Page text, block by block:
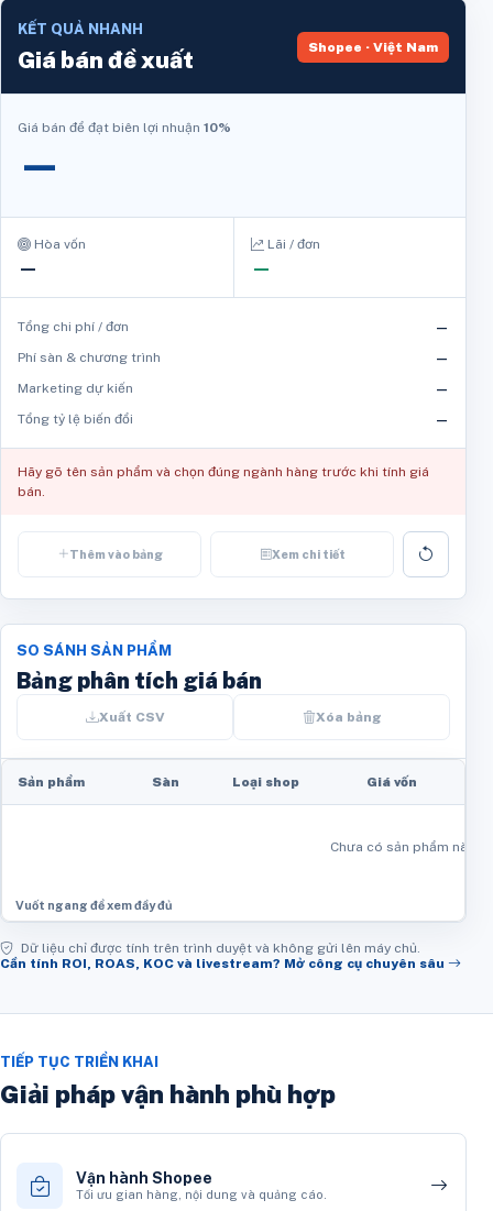
KẾT QUẢ NHANH
Giá bán đề xuất Shopee · Việt Nam
Giá bán để đạt biên lợi nhuận 10%
—
Hòa vốn
—
Lãi / đơn
—
Tổng chi phí / đơn
—
Phí sàn & chương trình
—
Marketing dự kiến
—
Tổng tỷ lệ biến đổi
—
Hãy gõ tên sản phẩm và chọn đúng ngành hàng trước khi tính giá
bán.
Thêm vào bảng Xem chi tiết
SO SÁNH SẢN PHẨM
Bảng phân tích giá bán
Xuất CSV Xóa bảng
Sản phẩm Sàn Loại shop Giá vốn
Chưa có sản phẩm nào
Dữ liệu chỉ được tính trên trình duyệt và không gửi lên máy chủ.
Cần tính ROI, ROAS, KOC và livestream? Mở công cụ chuyên sâu
TIẾP TỤC TRIỂN KHAI
Giải pháp vận hành phù hợp
Vận hành Shopee
Tối ưu gian hàng, nội dung và quảng cáo.